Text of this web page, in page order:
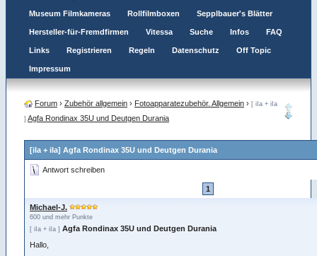
Museum Filmkameras Rollfilmboxen Sepplbauer's Blätter
Hersteller-für-Fremdfirmen Vitessa Suche Infos FAQ
Links Registrieren Regeln Datenschutz Off Topic
Impressum
Forum › Zubehör allgemein › Fotoapparatezubehör. Allgemein › [ iIa + iIa
] Agfa Rondinax 35U und Deutgen Durania
[iIa + iIa] Agfa Rondinax 35U und Deutgen Durania
Antwort schreiben
1
Michael-J.
600 und mehr Punkte
[ iIa + iIa ] Agfa Rondinax 35U und Deutgen Durania
Hallo,